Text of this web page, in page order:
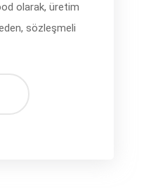
olarak, üretim
sözleşmeli